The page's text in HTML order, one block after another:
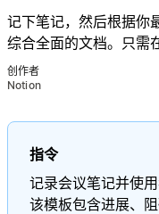
记下笔记，然后根据你
综合全面的文档。只需
创作者
Notion
指令
记录会议笔记并使
该模板包含进展、